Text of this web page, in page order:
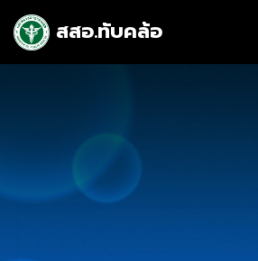
สสอ.ทับคล้อ